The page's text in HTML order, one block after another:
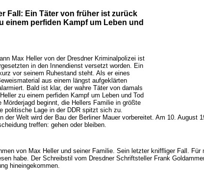
Fall: Ein Täter von früher ist zurück
einem perfiden Kampf um Leben und
Max Heller von der Dresdner Kriminalpolizei ist
in den Innendienst versetzt worden. Ein
vor seinem Ruhestand steht. Als er eines
aus einem längst aufgeklärten
Bald ist klar, der wahre Täter von damals
zu einem perfiden Kampf um Leben und Tod
Mörderjagd beginnt, die Hellers Familie in größte
politische Lage in der DDR spitzt sich zu.
der Welt wird der Bau der Berliner Mauer vorbereitet. Am 10. August
treffen: gehen oder bleiben.
von Max Heller und seiner Familie. Sein letzter kniffliger Fall.
habe. Der Schreibstil vom Dresdner Schriftsteller Frank
hineingekommen.